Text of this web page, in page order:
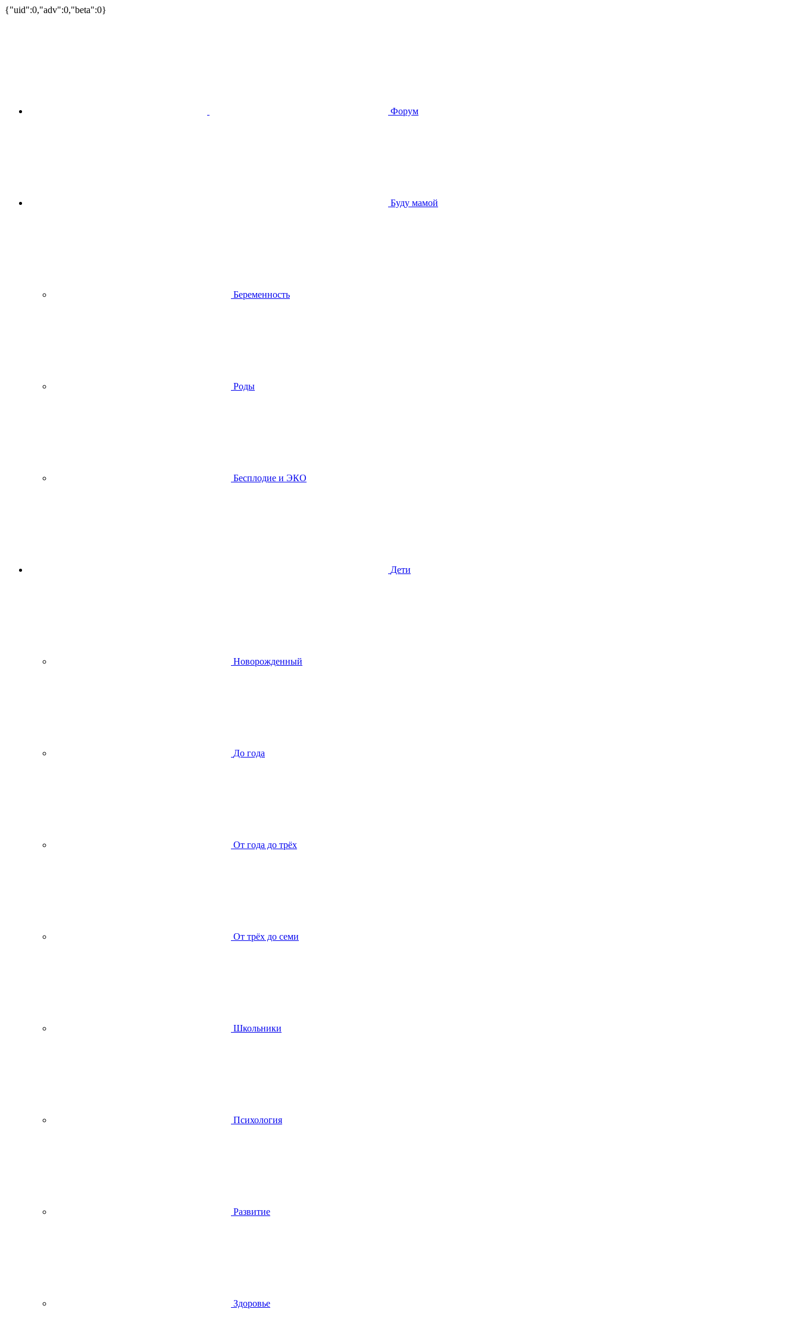
{"uid":0,"adv":0,"beta":0}
Форум
Буду мамой
Беременность
Роды
Бесплодие и ЭКО
Дети
Новорожденный
До года
От года до трёх
От трёх до семи
Школьники
Психология
Развитие
Здоровье